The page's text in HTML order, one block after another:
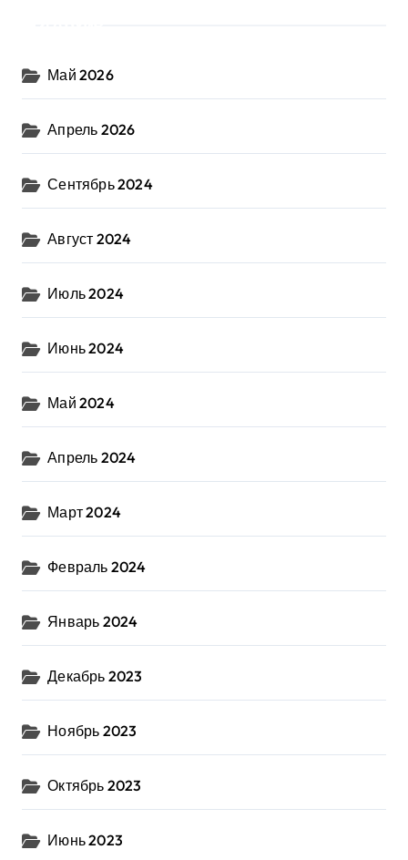
Май 2026
Апрель 2026
Сентябрь 2024
Август 2024
Июль 2024
Июнь 2024
Май 2024
Апрель 2024
Март 2024
Февраль 2024
Январь 2024
Декабрь 2023
Ноябрь 2023
Октябрь 2023
Июнь 2023